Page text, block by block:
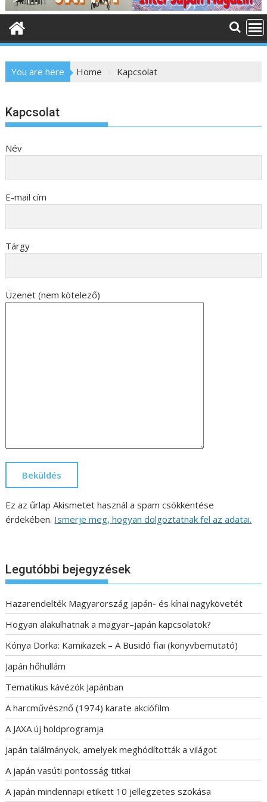
n
e
You are here Home Kapcsolat
Kapcsolat
Név
E-mail cím
Tárgy
Üzenet (nem kötelező)
Ez az űrlap Akismetet használ a spam csökkentése
érdekében. Ismerje meg, hogyan dolgoztatnak fel az adatai.
Legutóbbi bejegyzések
Hazarendelték Magyarország japán- és kínai nagykövetét
Hogyan alakulhatnak a magyar–japán kapcsolatok?
Kónya Dorka: Kamikazek – A Busidó fiai (könyvbemutató)
Japán hőhullám
Tematikus kávézók Japánban
A harcművésznő (1974) karate akciófilm
A JAXA új holdprogramja
Japán találmányok, amelyek meghódították a világot
A japán vasúti pontosság titkai
A japán mindennapi etikett 10 jellegzetes szokása